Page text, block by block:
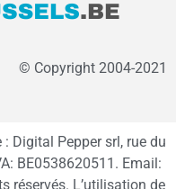
© Copyright 2004-2021
Digital Pepper srl, rue du
BE0538620511. Email:
réservés. L’utilisation de